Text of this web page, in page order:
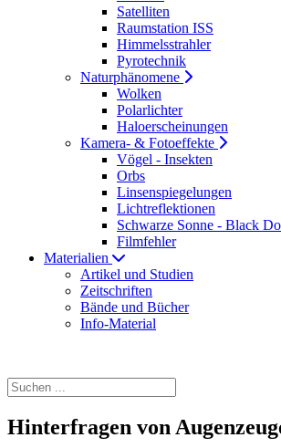
Satelliten
Raumstation ISS
Himmelsstrahler
Pyrotechnik
Naturphänomene
Wolken
Polarlichter
Haloerscheinungen
Kamera- & Fotoeffekte
Vögel - Insekten
Orbs
Linsenspiegelungen
Lichtreflektionen
Schwarze Sonne - Black
Filmfehler
Materialien
Artikel und Studien
Zeitschriften
Bände und Bücher
Info-Material
Hinterfragen von